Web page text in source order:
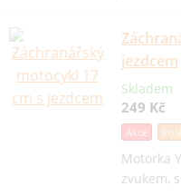
jezdcem
Skladem
249 Kč
Akce
Motorka
zvukem,